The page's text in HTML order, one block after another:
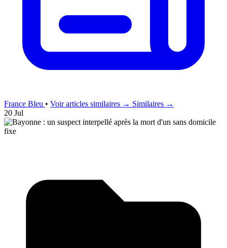
France Bleu • Voir articles similaires → Similaires →
20 Jul